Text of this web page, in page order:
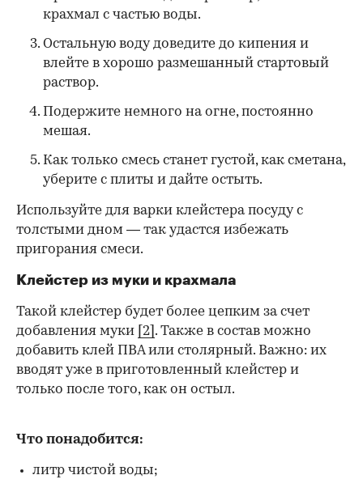
крахмал с частью воды.
Остальную воду доведите до кипения и
влейте в хорошо размешанный стартовый
раствор.
Подержите немного на огне, постоянно
мешая.
Как только смесь станет густой, как сметана,
уберите с плиты и дайте остыть.
Используйте для варки клейстера посуду с
толстыми дном — так удастся избежать
пригорания смеси.
Клейстер из муки и крахмала
Такой клейстер будет более цепким за счет
добавления муки [2] . Также в состав можно
добавить клей ПВА или столярный. Важно: их
вводят уже в приготовленный клейстер и
только после того, как он остыл.
Что понадобится:
литр чистой воды;